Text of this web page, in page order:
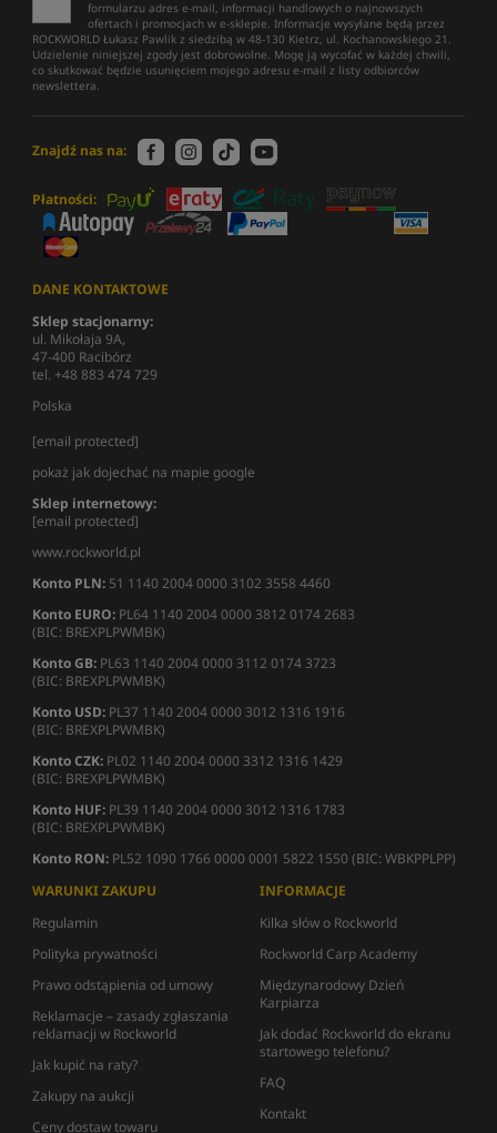
formularzu adres e-mail, informacji handlowych o najnowszych
ofertach i promocjach w e-sklepie. Informacje wysyłane będą przez
ROCKWORLD Łukasz Pawlik z siedzibą w 48-130 Kietrz, ul. Kochanowskiego 21.
Udzielenie niniejszej zgody jest dobrowolne. Mogę ją wycofać w każdej chwili,
co skutkować będzie usunięciem mojego adresu e-mail z listy odbiorców
newslettera.
Znajdź nas na:
Płatności:
DANE KONTAKTOWE
Sklep stacjonarny:
ul. Mikołaja 9A,
47-400 Racibórz
tel. +48 883 474 729
Polska
[email protected]
pokaż jak dojechać na mapie google
Sklep internetowy:
[email protected]
www.rockworld.pl
Konto PLN: 51 1140 2004 0000 3102 3558 4460
Konto EURO: PL64 1140 2004 0000 3812 0174 2683
(BIC: BREXPLPWMBK)
Konto GB: PL63 1140 2004 0000 3112 0174 3723
(BIC: BREXPLPWMBK)
Konto USD: PL37 1140 2004 0000 3012 1316 1916
(BIC: BREXPLPWMBK)
Konto CZK: PL02 1140 2004 0000 3312 1316 1429
(BIC: BREXPLPWMBK)
Konto HUF: PL39 1140 2004 0000 3012 1316 1783
(BIC: BREXPLPWMBK)
Konto RON: PL52 1090 1766 0000 0001 5822 1550 (BIC: WBKPPLPP)
WARUNKI ZAKUPU
Regulamin
Polityka prywatności
Prawo odstąpienia od umowy
Reklamacje – zasady zgłaszania
reklamacji w Rockworld
Jak kupić na raty?
Zakupy na aukcji
Ceny dostaw towaru
INFORMACJE
Kilka słów o Rockworld
Rockworld Carp Academy
Międzynarodowy Dzień
Karpiarza
Jak dodać Rockworld do ekranu
startowego telefonu?
FAQ
Kontakt